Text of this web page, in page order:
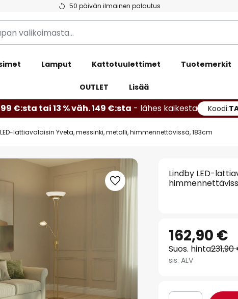
50 päivän ilmainen palautus
Lamput Kattotuulettimet Tuotemerkit
OUTLET Lisää
€:sta tai 13 % väh. 149 €:sta - lähes kaikesta Koodi:
lattiavalaisin Yveta, messinki, metalli, himmennettävissä, 183cm
Lindby LED-
162,90 €
Suos. hinta
sis. ALV